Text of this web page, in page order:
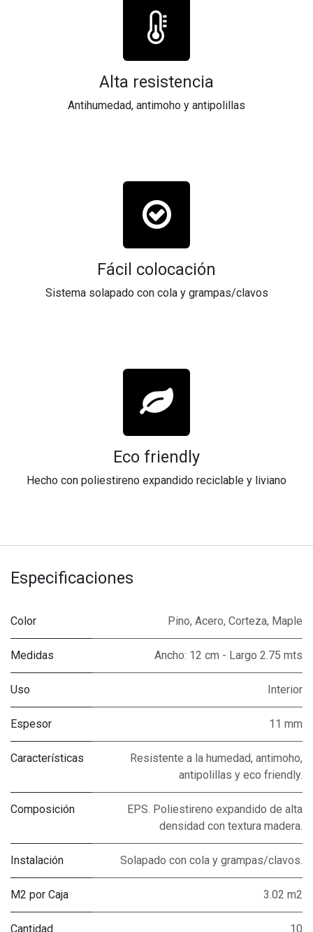
Alta resistencia
Antihumedad, antimoho y antipolillas
Fácil colocación
Sistema solapado con cola y grampas/clavos
Eco friendly
Hecho con poliestireno expandido reciclable y liviano
Especificaciones
Color Pino, Acero, Corteza, Maple
Medidas Ancho: 12 cm - Largo 2.75 mts
Uso Interior
Espesor 11 mm
Características
Resistente a la humedad, antimoho,
antipolillas y eco friendly.
Composición
EPS. Poliestireno expandido de alta
densidad con textura madera.
Instalación Solapado con cola y grampas/clavos.
M2 por Caja 3.02 m2
Cantidad 10